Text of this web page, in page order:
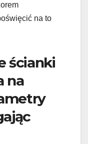
na to
ścianki
na